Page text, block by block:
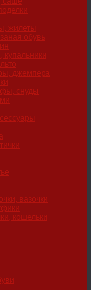
жилеты
обувь
купальники
джемпера
снуды
вазочки
кошельки